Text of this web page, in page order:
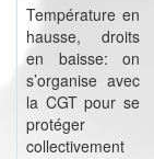
Température en
hausse, droits
en baisse: on
s’organise avec
la CGT pour se
protéger
collectivement